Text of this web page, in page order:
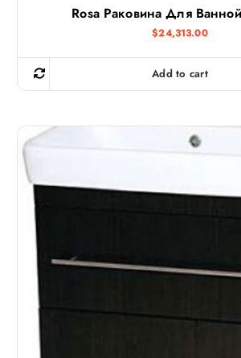
Rosa Раковина Для
$24,313.00
Add to cart